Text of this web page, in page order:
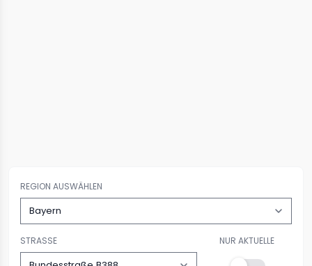
REGION AUSWÄHLEN
STRASSE NUR AKTUELLE